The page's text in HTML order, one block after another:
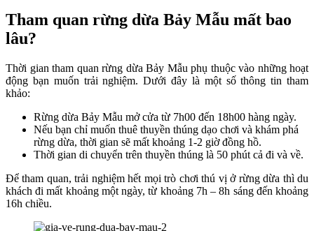
Tham quan rừng dừa Bảy Mẫu mất bao
lâu?
Thời gian tham quan rừng dừa Bảy Mẫu phụ thuộc vào những hoạt
động bạn muốn trải nghiệm. Dưới đây là một số thông tin tham
khảo:
Rừng dừa Bảy Mẫu mở cửa từ 7h00 đến 18h00 hàng ngày.
Nếu bạn chỉ muốn thuê thuyền thúng dạo chơi và khám phá
rừng dừa, thời gian sẽ mất khoảng 1-2 giờ đồng hồ.
Thời gian di chuyển trên thuyền thúng là 50 phút cả đi và về.
Để tham quan, trải nghiệm hết mọi trò chơi thú vị ở rừng dừa thì du
khách đi mất khoảng một ngày, từ khoảng 7h – 8h sáng đến khoảng
16h chiều.